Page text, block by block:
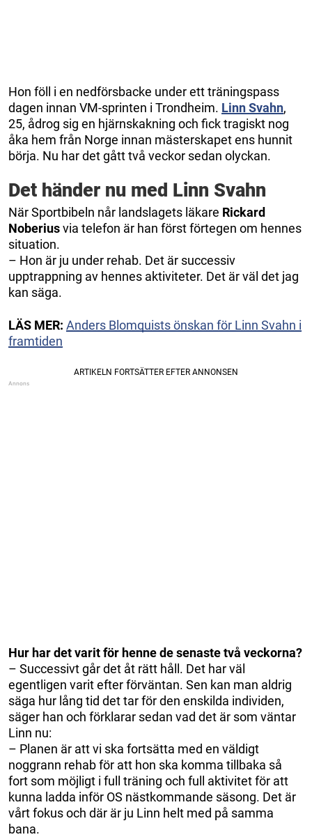
Hon föll i en nedförsbacke under ett träningspass
dagen innan VM-sprinten i Trondheim. Linn Svahn,
25, ådrog sig en hjärnskakning och fick tragiskt nog
åka hem från Norge innan mästerskapet ens hunnit
börja. Nu har det gått två veckor sedan olyckan.
Det händer nu med Linn Svahn
När Sportbibeln når landslagets läkare Rickard
Noberiusvia telefon är han först förtegen om hennes
situation.
– Hon är ju under rehab. Det är successiv
upptrappning av hennes aktiviteter. Det är väl det jag
kan säga.
LÄS MER: Anders Blomquists önskan för Linn Svahn i
framtiden
Hur har det varit för henne de senaste två veckorna?
– Successivt går det åt rätt håll. Det har väl
egentligen varit efter förväntan. Sen kan man aldrig
säga hur lång tid det tar för den enskilda individen,
säger han och förklarar sedan vad det är som väntar
Linn nu:
– Planen är att vi ska fortsätta med en väldigt
noggrann rehab för att hon ska komma tillbaka så
fort som möjligt i full träning och full aktivitet för att
kunna ladda inför OS nästkommande säsong. Det är
vårt fokus och där är ju Linn helt med på samma
bana.